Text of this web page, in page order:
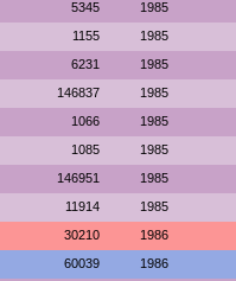
5345 1985
1155 1985
6231 1985
146837 1985
1066 1985
1085 1985
146951 1985
11914 1985
30210 1986
60039 1986